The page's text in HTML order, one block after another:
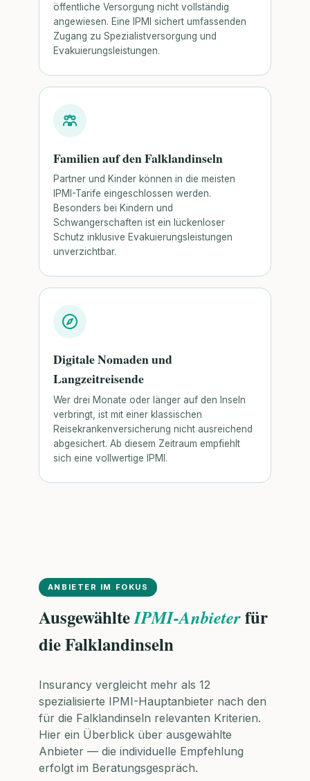
öffentliche Versorgung nicht vollständig
angewiesen. Eine IPMI sichert umfassenden
Zugang zu Spezialistversorgung und
Evakuierungsleistungen.
Familien auf den Falklandinseln
Partner und Kinder können in die meisten
IPMI-Tarife eingeschlossen werden.
Besonders bei Kindern und
Schwangerschaften ist ein lückenloser
Schutz inklusive Evakuierungsleistungen
unverzichtbar.
Digitale Nomaden und
Langzeitreisende
Wer drei Monate oder länger auf den Inseln
verbringt, ist mit einer klassischen
Reisekrankenversicherung nicht ausreichend
abgesichert. Ab diesem Zeitraum empfiehlt
sich eine vollwertige IPMI.
ANBIETER IM FOKUS
AusgewählteIPMI-Anbieterfür
die Falklandinseln
Insurancy vergleicht mehr als 12
spezialisierte IPMI-Hauptanbieter nach den
für die Falklandinseln relevanten Kriterien.
Hier ein Überblick über ausgewählte
Anbieter — die individuelle Empfehlung
erfolgt im Beratungsgespräch.